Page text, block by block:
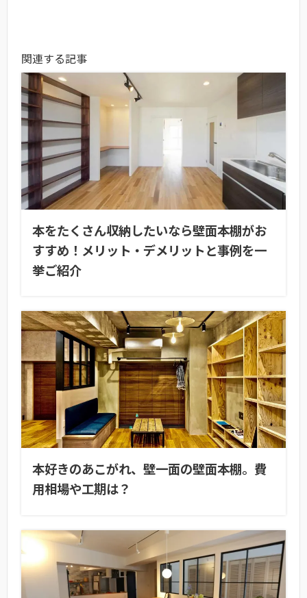
関連する記事
本をたくさん収納したいなら壁面本棚がお
すすめ！メリット・デメリットと事例を一
挙ご紹介
本好きのあこがれ、壁一面の壁面本棚。費
用相場や工期は？